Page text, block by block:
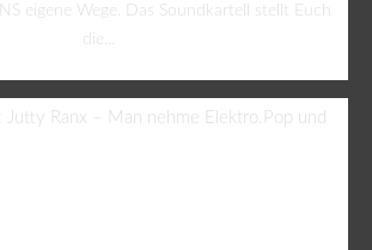
eigene Wege. Das Soundkartell stellt Euch
die...